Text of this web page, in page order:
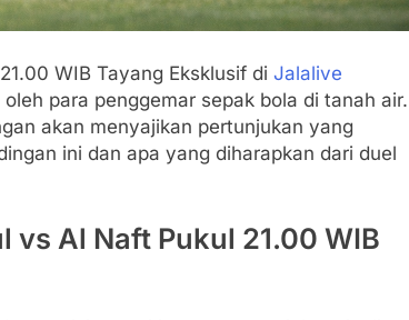
WIB Tayang Eksklusif di Jalalive
para penggemar sepak bola di tanah air.
akan menyajikan pertunjukan yang
ini dan apa yang diharapkan dari duel
vs Al Naft Pukul 21.00 WIB